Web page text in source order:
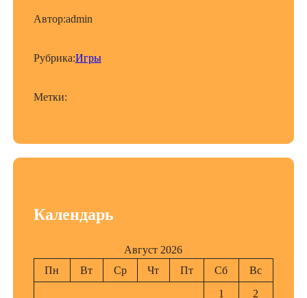
Автор:admin
Рубрика:Игры
Метки:
Календарь
Август 2026
Пн
Вт Ср Чт Пт Сб
Вс
1
2